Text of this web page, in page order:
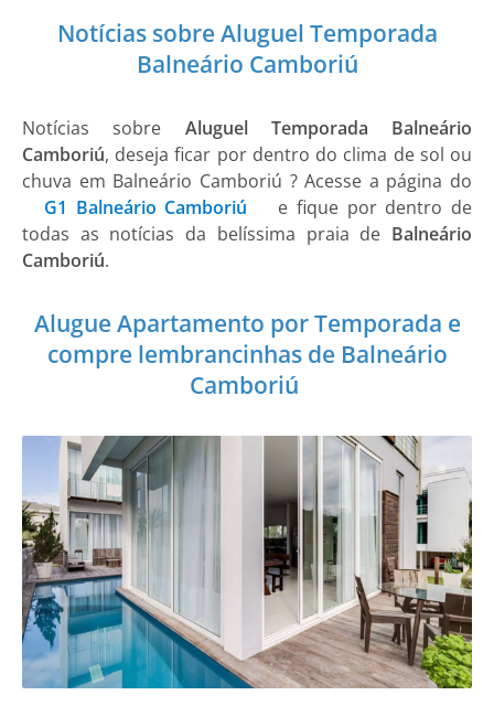
Notícias sobre Aluguel Temporada
Balneário Camboriú
Notícias sobre Aluguel Temporada Balneário
Camboriú, deseja ficar por dentro do clima de sol ou
chuva em Balneário Camboriú ? Acesse a página do
G1 Balneário Camboriú
e fique por dentro de
todas as notícias da belíssima praia de Balneário
Camboriú.
Alugue Apartamento por Temporada e
compre lembrancinhas de Balneário
Camboriú